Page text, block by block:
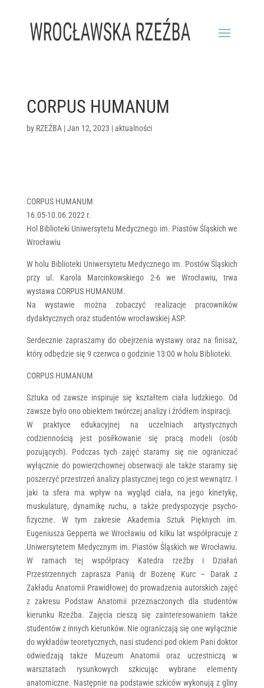
CORPUS HUMANUM
by RZEŹBA|Jan 12, 2023 |aktualności
CORPUS HUMANUM
16.05-10.06.2022 r.
Hol Biblioteki Uniwersytetu Medycznego im. Piastów Śląskich we
Wrocławiu
W holu Biblioteki Uniwersytetu Medycznego im. Postów Śląskich
przy ul. Karola Marcinkowskiego 2-6 we Wrocławiu, trwa
wystawa CORPUS HUMANUM.
Na wystawie można zobaczyć realizacje pracowników
dydaktycznych oraz studentów wrocławskiej ASP.
Serdecznie zapraszamy do obejrzenia wystawy oraz na finisaż,
który odbędzie się 9 czerwca o godzinie 13:00 w holu Biblioteki.
CORPUS HUMANUM
Sztuka od zawsze inspiruje się kształtem ciała ludzkiego. Od
zawsze było ono obiektem twórczej analizy i źródłem inspiracji.
W praktyce edukacyjnej na uczelniach artystycznych
codziennością jest posiłkowanie się pracą modeli (osób
pozujących). Podczas tych zajęć staramy się nie ograniczać
wyłącznie do powierzchownej obserwacji ale także staramy się
poszerzyć przestrzeń analizy plastycznej tego co jest wewnątrz. I
jaki ta sfera ma wpływ na wygląd ciała, na jego kinetykę,
muskulaturę, dynamikę ruchu, a także predyspozycje psycho-
fizyczne. W tym zakresie Akademia Sztuk Pięknych im.
Eugeniusza Gepperta we Wrocławiu od kilku lat współpracuje z
Uniwersytetem Medycznym im. Piastów Śląskich we Wrocławiu.
W ramach tej współpracy Katedra rzeźby i Działań
Przestrzennych zaprasza Panią dr Bożenę Kurc – Darak z
Zakładu Anatomii Prawidłowej do prowadzenia autorskich zajęć
z zakresu Podstaw Anatomii przeznaczonych dla studentów
kierunku Rzeźba. Zajęcia cieszą się zainteresowaniem także
studentów z innych kierunków. Nie ograniczają się one wyłącznie
do wykładów teoretycznych, nasi studenci pod okiem Pani doktor
odwiedzają także Muzeum Anatomii oraz uczestniczą w
warsztatach rysunkowych szkicując wybrane elementy
anatomiczne. Następnie na podstawie szkiców wykonują z gliny